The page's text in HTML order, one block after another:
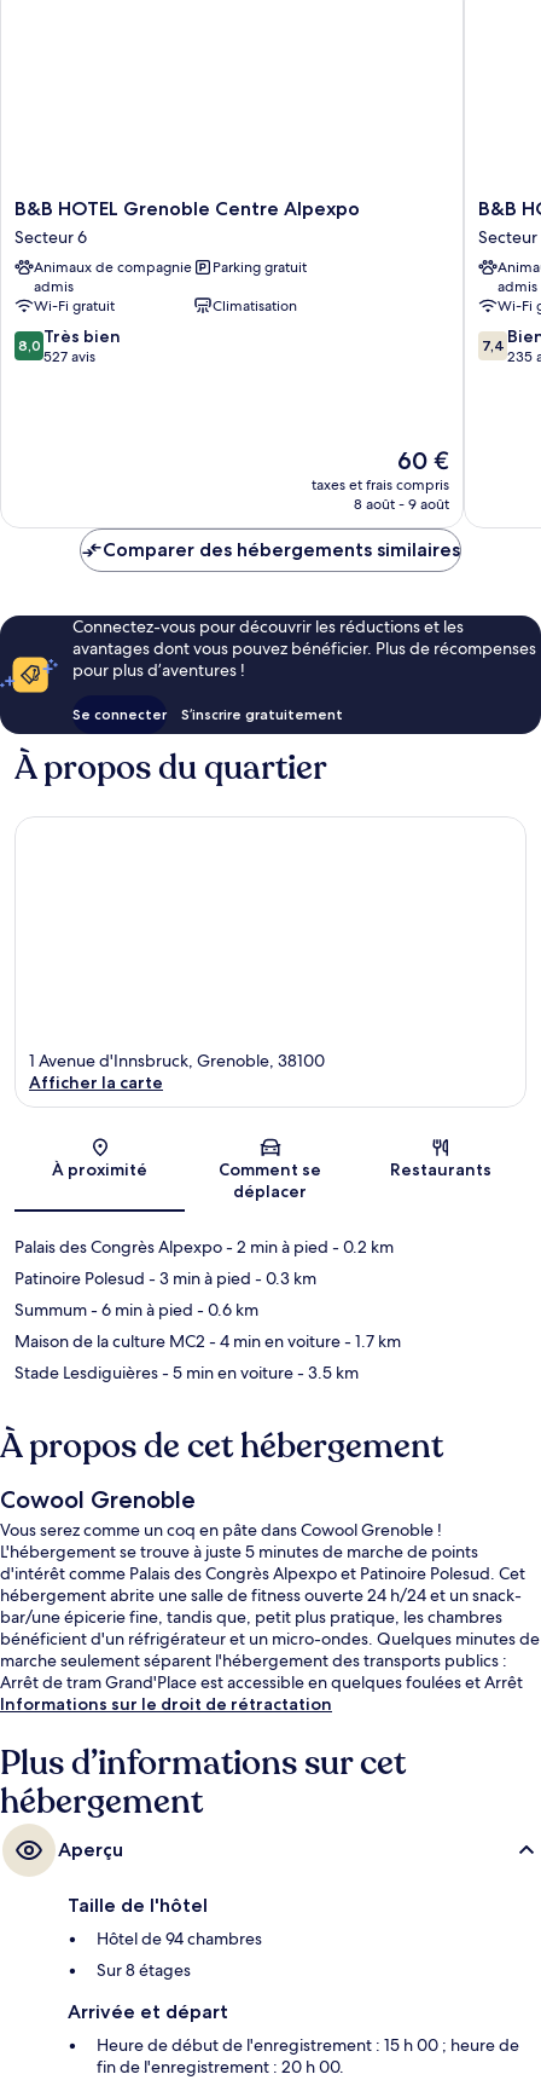
B&B
HOTEL
Grenoble
Centre
Alpexpo
Secteur
6
B&B HOTEL Grenoble Centre Alpexpo
Secteur 6
Animaux de compagnie
admis
Parking gratuit
Wi-Fi gratuit
Climatisation
8.0
sur
8,0 Très bien
527 avis
Le
nouveau
prix
de
60 €
taxes et frais compris
8 août - 9 août
B&B
HOTEL
Centre
Verlaine
Secteur
4
B&B
Secteur
admis
Wi-Fi
7.4
sur
7,4
235
Comparer des hébergements similaires
Connectez-vous pour découvrir les réductions et les
avantages dont vous pouvez bénéficier. Plus de récompenses
pour plus d’aventures !
Se connecter S’inscrire gratuitement
À propos du quartier
Carte
1 Avenue d'Innsbruck, Grenoble, 38100
Afficher la carte
À proximité
Comment se
déplacer
Restaurants
Palais des Congrès Alpexpo- 2 min à pied - 0.2 km
Patinoire Polesud - 3 min à pied - 0.3 km
Summum- 6 min à pied - 0.6 km
Maison de la culture MC2 - 4 min en voiture- 1.7 km
Stade Lesdiguières- 5 min en voiture- 3.5 km
À propos de cet hébergement
Cowool Grenoble
Vous serez comme un coq en pâte dans Cowool Grenoble !
L'hébergement se trouve à juste 5 minutes de marche de points
d'intérêt comme Palais des Congrès Alpexpo et Patinoire Polesud. Cet
hébergement abrite une salle de fitness ouverte 24 h/24 et un snack-
bar/une épicerie fine, tandis que, petit plus pratique, les chambres
bénéficient d'un réfrigérateur et un micro-ondes. Quelques minutes de
marche seulement séparent l'hébergement des transports publics :
Arrêt de tram Grand'Place est accessible en quelques foulées et Arrêt
de tram Polesud-Alpexpo se situe à 3 min à pied.
Informations sur le droit de rétractation
Plus d’informations sur cet
hébergement
Aperçu
Taille de l'hôtel
Hôtel de 94 chambres
Sur 8 étages
Arrivée et départ
Heure de début de l'enregistrement : 15 h 00 ; heure de
fin de l'enregistrement : 20 h 00.